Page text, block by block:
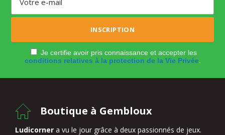
Je certifie avoir pris connaissance et accepter les
conditions relatives à la protection de la Vie Privée.
Boutique à Gembloux
Ludicorner a vu le jour grâce à deux passionnés de jeux.